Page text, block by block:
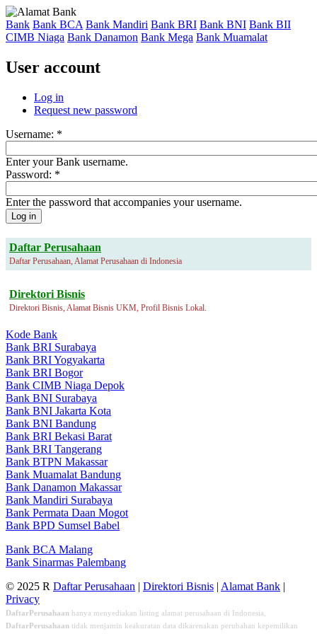
Bank Bank BCA Bank Mandiri Bank BRI Bank BNI Bank BII
CIMB Niaga Bank Danamon Bank Mega Bank Muamalat
User account
Log in
Request new password
Username: *
Enter your Bank username.
Password: *
Enter the password that accompanies your username.
Daftar Perusahaan
Daftar Perusahaan, Alamat Perusahaan di Indonesia
Direktori Bisnis
Direktori Bisnis, Alamat Bisnis UKM, Profil Bisnis Lokal.
Kode Bank
Bank BRI Surabaya
Bank BRI Yogyakarta
Bank BRI Bogor
Bank CIMB Niaga Depok
Bank BNI Surabaya
Bank BNI Jakarta Kota
Bank BNI Bandung
Bank BRI Bekasi Barat
Bank BRI Tangerang
Bank BTPN Makassar
Bank Muamalat Bandung
Bank Danamon Makassar
Bank Mandiri Surabaya
Bank Permata Daan Mogot
Bank BPD Sumsel Babel
Bank BCA Malang
Bank Sinarmas Palembang
© 2025 R Daftar Perusahaan | Direktori Bisnis | Alamat Bank |
Privacy
DaftarPerusahaan hanya menyediakan listing alamat perusahaan di Indonesia,
DaftarPerusahaan tidak menjamin keakuratan data dikarenakan perubahan kepemilikan